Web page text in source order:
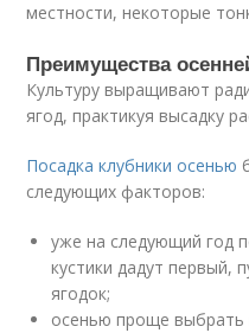
местности, некоторые
Преимущества
Культуру выращивают
ягод, практикуя высадку
Посадка клубники осенью
следующих факторов:
уже на следующий год
кустики дадут первый,
ягодок;
осенью проще выбрать